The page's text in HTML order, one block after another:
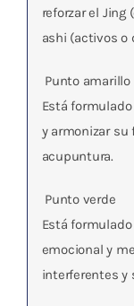
reforzar el Jing
ashi (activos o
 Punto amarillo
Está
y armonizar su
acupuntura.
 Punto verde
Está
emocional y
interferentes y